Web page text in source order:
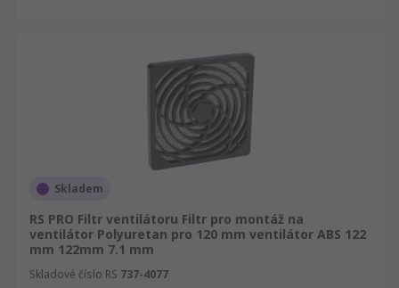
Skladem
RS PRO Filtr ventilátoru Filtr pro montáž na
ventilátor Polyuretan pro 120 mm ventilátor ABS 122
mm 122mm 7.1 mm
Skladové číslo RS 737-4077